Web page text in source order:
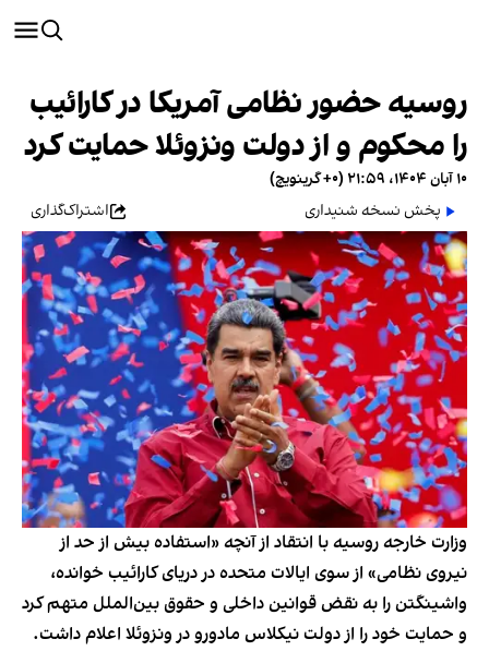
روسیه حضور نظامی آمریکا در کارائیب
را محکوم و از دولت ونزوئلا حمایت کرد
۱۰ آبان ۱۴۰۴، ۲۱:۵۹ (‎+۰ گرینویچ)
پخش نسخه شنیداری
اشتراک‌گذاری
وزارت خارجه روسیه با انتقاد از آنچه «استفاده بیش از حد از
نیروی نظامی» از سوی ایالات متحده در دریای کارائیب خوانده،
واشینگتن را به نقض قوانین داخلی و حقوق بین‌الملل متهم کرد
و حمایت خود را از دولت نیکلاس مادورو در ونزوئلا اعلام داشت.